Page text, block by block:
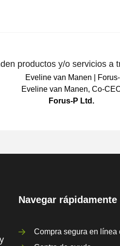
productos y/o servicios a
Eveline van Manen, Co-
Forus-P Ltd.
Navegar rápidamente
Compra segura en